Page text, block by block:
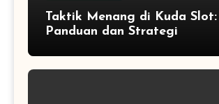
Taktik Menang di Kuda Slot:
Panduan dan Strategi